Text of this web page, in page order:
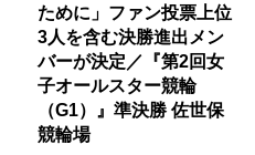
ために」ファン投票上位
3人を含む決勝進出メン
バーが決定／『第2回女
子オールスター競輪
（G1）』準決勝 佐世保
競輪場